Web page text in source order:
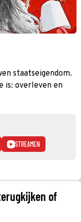
staatseigendom.
is: overleven en
STREAMEN
of